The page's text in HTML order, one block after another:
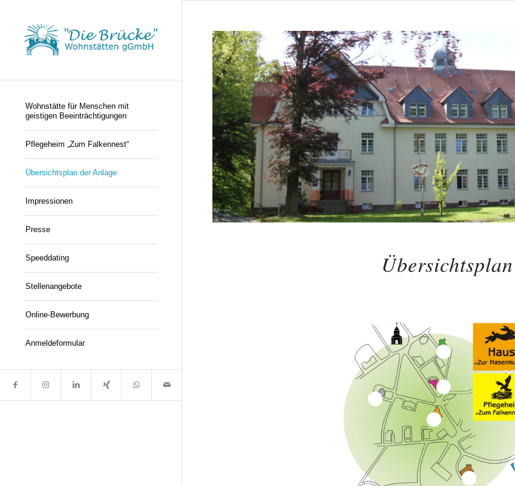
Wohnstätte für Menschen mit
geistigen Beeinträchtigungen
Pflegeheim „Zum Falkennest“
Übersichtsplan der Anlage
Impressionen
Presse
Speeddating
Stellenangebote
Online-Bewerbung
Anmeldeformular
2
5